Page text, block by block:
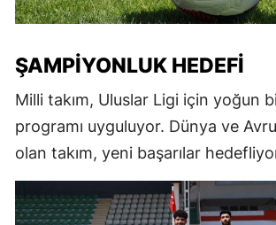
ŞAMPIYONLUK HEDEFI
Milli takım, Uluslar Ligi için yoğun
programı uyguluyor. Dünya ve
olan takım, yeni başarılar